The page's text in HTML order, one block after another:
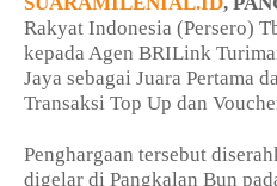
Rakyat Indonesia (Persero)
kepada Agen BRILink
Jaya sebagai Juara Pertama
Transaksi Top Up dan
Penghargaan tersebut
digelar di Pangkalan Bun